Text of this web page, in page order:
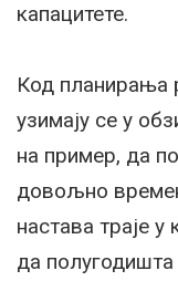
капацитете.
Код планирања
узимају се у
на пример, да
довољно
настава траје
да